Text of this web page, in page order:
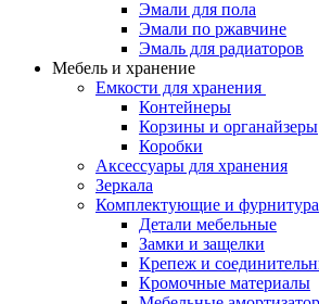
Эмали для пола
Эмали по ржавчине
Эмаль для радиаторов
Мебель и хранение
Емкости для хранения
Контейнеры
Корзины и органайзеры
Коробки
Аксессуары для хранения
Зеркала
Комплектующие и фурнитура
Детали мебельные
Замки и защелки
Крепеж и
Кромочные материалы